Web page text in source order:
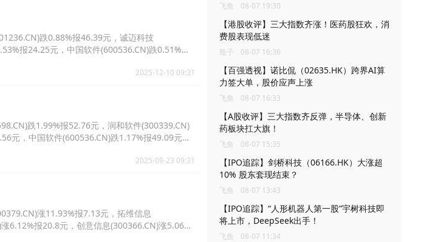
跌0.88%报46.39元，诚迈科技
报24.25元，中国软件(600536.CN)跌0.51%报
2025-12-10 09:31
跌1.99%报52.76元，润和软件(300339.CN)
元，中国软件(600536.CN)跌1.17%报49.09元，
2025-09-23 09:31
涨11.93%报7.13元，拓维信息
6.12%报20.8元，创意信息(300366.CN)涨5.06%
飞鱼 08-07 19:30
【港股收评】三大指数齐涨！医药股狂欢，消
费股表现低迷
瓶子 08-07 16:36
【百强透视】诺比侃（02635.HK）跨界AI算
力签大单，股价应声上涨
飞鱼 08-07 16:33
【A股收评】三大指数齐反弹，半导体、创新
药板块扛大旗！
飞鱼 08-07 15:35
【IPO追踪】剑桥科技（06166.HK）大涨超
10% 股东套现结束？
飞鱼 08-07 13:43
【IPO追踪】“人形机器人第一股”宇树科技即
将上市，DeepSeek出手！
飞鱼 08-07 11:34